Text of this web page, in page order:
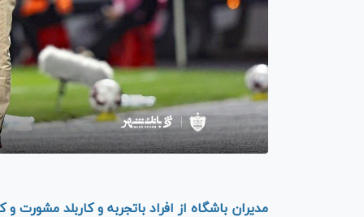
مدیران باشگاه از افراد باتجربه و کاربلد مشورت